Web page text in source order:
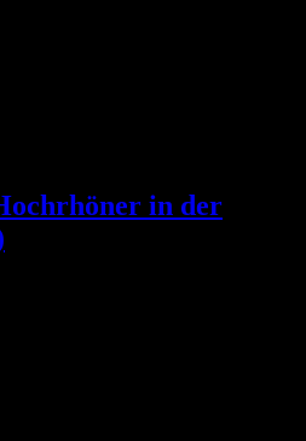
in der